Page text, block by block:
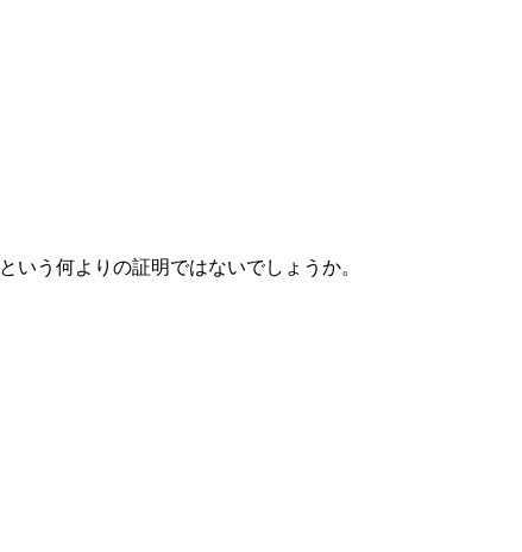
という何よりの証明ではないでしょうか。